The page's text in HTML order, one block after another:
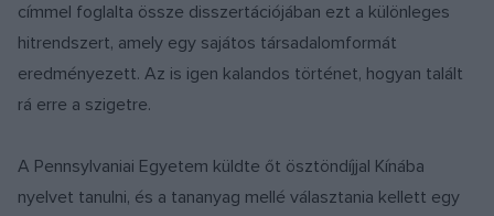
címmel foglalta össze disszertációjában ezt a különleges
hitrendszert, amely egy sajátos társadalomformát
eredményezett. Az is igen kalandos történet, hogyan talált
rá erre a szigetre.
A Pennsylvaniai Egyetem küldte őt ösztöndíjjal Kínába
nyelvet tanulni, és a tananyag mellé választania kellett egy